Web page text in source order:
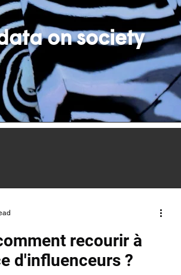
on society
recourir à
d'influenceurs ?